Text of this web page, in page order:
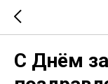
С Днём